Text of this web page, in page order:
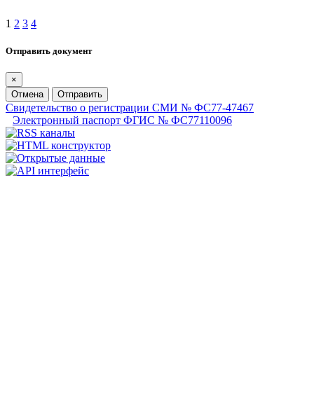
1 2 3 4
Отправить документ
×
Отмена
Отправить
Свидетельство о регистрации СМИ № ФС77-47467
Электронный паспорт ФГИС № ФС77110096